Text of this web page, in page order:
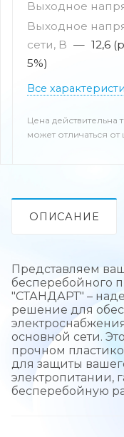
Выходное
Выходное
сети, В — 12,6
5%)
Все
Цена действительна
может отличаться
ОПИСАНИЕ
Представляем
бесперебойного
"СТАНДАРТ" –
решение для
основной сети.
прочном
для защиты
электропитании,
бесперебойную